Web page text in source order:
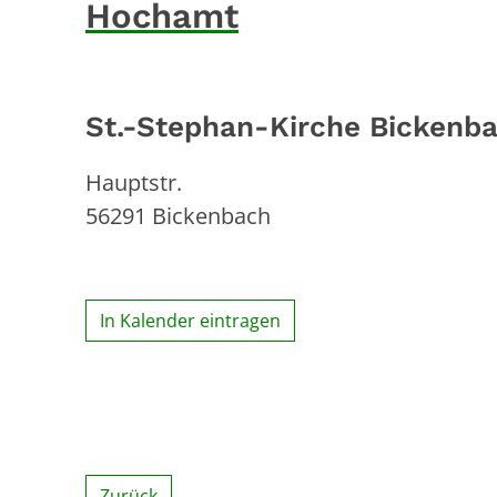
Hochamt
St.-Stephan-Kirche
Hauptstr.
56291 Bickenbach
In Kalender eintragen